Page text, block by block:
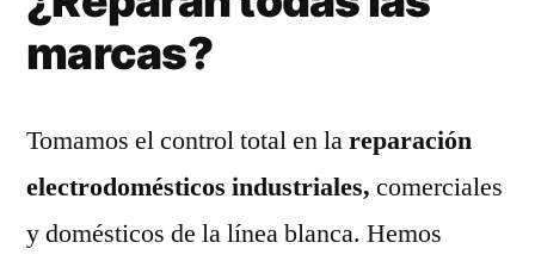
marcas?
Tomamos el control total en lareparación
electrodomésticos industriales, comerciales
y domésticos de la línea blanca. Hemos